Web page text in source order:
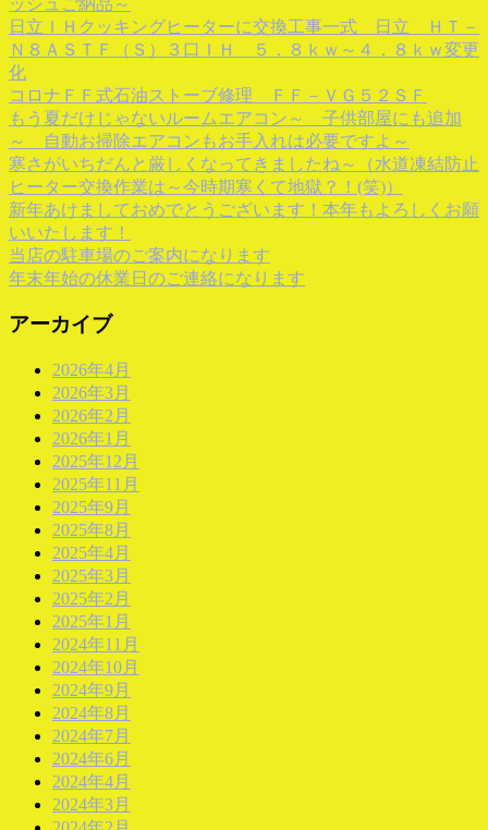
日立ＩＨクッキングヒーターに交換工事一式 日立 ＨＴ－
Ｎ８ＡＳＴＦ（Ｓ）３口ＩＨ ５．８ｋｗ～４．８ｋｗ変更
化
コロナＦＦ式石油ストーブ修理 ＦＦ－ＶＧ５２ＳＦ
もう夏だけじゃないルームエアコン～ 子供部屋にも追加
～ 自動お掃除エアコンもお手入れは必要ですよ～
寒さがいちだんと厳しくなってきましたね～（水道凍結防止
ヒーター交換作業は～今時期寒くて地獄？！(笑)）
新年あけましておめでとうございます！本年もよろしくお願
いいたします！
当店の駐車場のご案内になります
年末年始の休業日のご連絡になります
アーカイブ
2026年4月
2026年3月
2026年2月
2026年1月
2025年12月
2025年11月
2025年9月
2025年8月
2025年4月
2025年3月
2025年2月
2025年1月
2024年11月
2024年10月
2024年9月
2024年8月
2024年7月
2024年6月
2024年4月
2024年3月